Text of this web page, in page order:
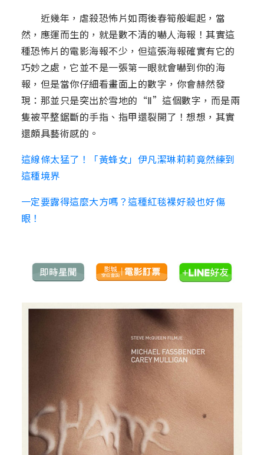
近幾年，虐殺恐怖片如雨後春筍般崛起，當
然，應運而生的，就是數不清的嚇人海報！其實這
種恐怖片的電影海報不少，但這張海報確實有它的
巧妙之處，它並不是一張第一眼就會嚇到你的海
報，但是當你仔細看畫面上的數字，你會赫然發
現：那並只是突出於雪地的“Ⅱ”這個數字，而是兩
隻被平整鋸斷的手指、指甲還裂開了！想想，其實
還頗具藝術感的。
這線條太猛了！「黃蜂女」伊凡潔琳莉莉竟然練到
這種境界
一定要露得這麼大方嗎？這種紅毯裸好殺也好傷
眼！